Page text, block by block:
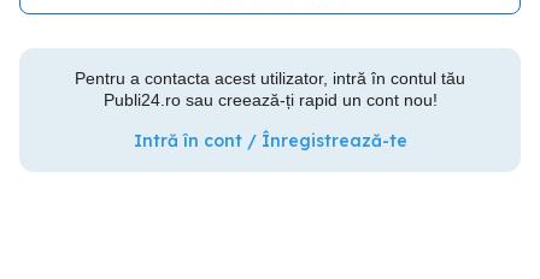
Pentru a contacta acest utilizator, intră în contul tău
Publi24.ro sau creează-ți rapid un cont nou!
Intră în cont / Înregistrează-te